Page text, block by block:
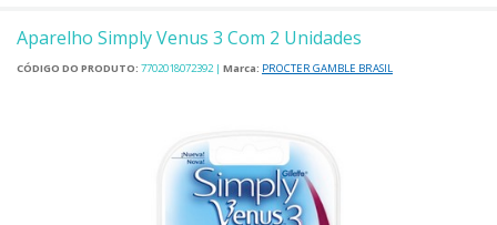
Aparelho Simply Venus 3 Com 2 Unidades
CÓDIGO DO PRODUTO: 7702018072392 | Marca: PROCTER GAMBLE BRASIL